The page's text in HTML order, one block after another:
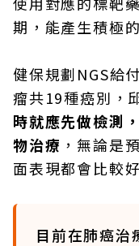
期，能產生積極
健保規劃NGS給
瘤共19種癌別，
時就應先做檢測
物治療 ，無論是
面表現都會比較好
目前在肺癌治